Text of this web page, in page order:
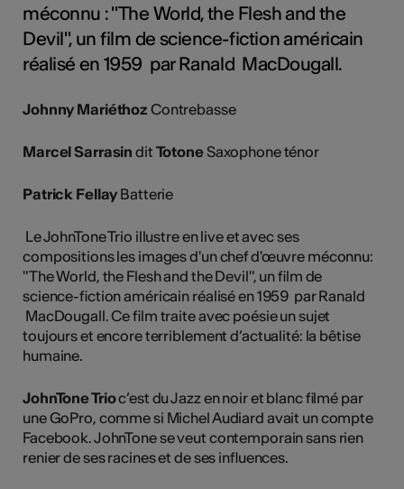
méconnu : "The World, the Flesh and the
Devil", un film de science-fiction américain
réalisé en 1959 par Ranald MacDougall.
Johnny Mariéthoz Contrebasse
Marcel Sarrasin dit Totone Saxophone ténor
Patrick Fellay Batterie
Le JohnTone Trio illustre en live et avec ses
compositions les images d'un chef d'œuvre méconnu:
"The World, the Flesh and the Devil", un film de
science-fiction américain réalisé en 1959 par Ranald
MacDougall. Ce film traite avec poésie un sujet
toujours et encore terriblement d’actualité: la bêtise
humaine.
JohnTone Trioc’est du Jazz en noir et blanc filmé par
une GoPro, comme si Michel Audiard avait un compte
Facebook. JohnTone se veut contemporain sans rien
renier de ses racines et de ses influences.